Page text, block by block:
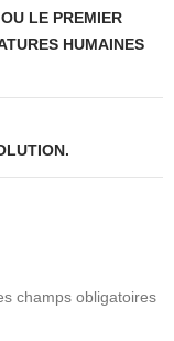
LE PREMIER
HUMAINES
champs obligatoires